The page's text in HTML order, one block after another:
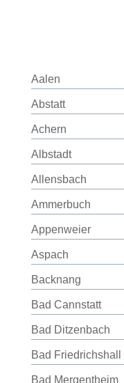
Aalen
Abstatt
Achern
Albstadt
Allensbach
Ammerbuch
Appenweier
Aspach
Backnang
Bad Cannstatt
Bad Ditzenbach
Bad Friedrichshall
Bad Mergentheim